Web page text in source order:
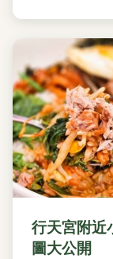
行天宮附近
圖大公開